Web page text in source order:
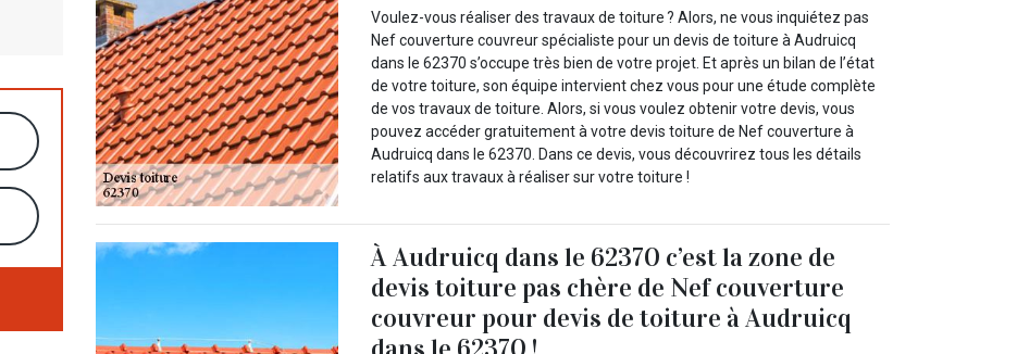
Voulez-vous réaliser des travaux de toiture ? Alors, ne vous inquiétez pas
Nef couverture couvreur spécialiste pour un devis de toiture à Audruicq
dans le 62370 s’occupe très bien de votre projet. Et après un bilan de l’état
de votre toiture, son équipe intervient chez vous pour une étude complète
de vos travaux de toiture. Alors, si vous voulez obtenir votre devis, vous
pouvez accéder gratuitement à votre devis toiture de Nef couverture à
Audruicq dans le 62370. Dans ce devis, vous découvrirez tous les détails
relatifs aux travaux à réaliser sur votre toiture !
À Audruicq dans le 62370 c’est la zone de
devis toiture pas chère de Nef couverture
couvreur pour devis de toiture à Audruicq